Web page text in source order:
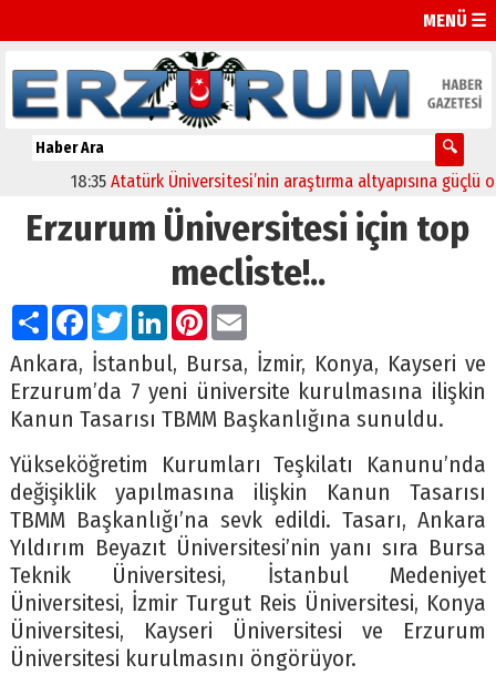
MENÜ ☰
Atatürk Üniversitesi’nin araştırma altyapısına güçlü onay
Erzurum Üniversitesi için top
mecliste!..
PaylaşFacebook
TwitterLinkedIn
Pinterest
Email
Ankara, İstanbul, Bursa, İzmir, Konya, Kayseri ve
Erzurum’da 7 yeni üniversite kurulmasına ilişkin
Kanun Tasarısı TBMM Başkanlığına sunuldu.
Yükseköğretim Kurumları Teşkilatı Kanunu’nda
değişiklik yapılmasına ilişkin Kanun Tasarısı
TBMM Başkanlığı’na sevk edildi. Tasarı, Ankara
Yıldırım Beyazıt Üniversitesi’nin yanı sıra Bursa
Teknik Üniversitesi, İstanbul Medeniyet
Üniversitesi, İzmir Turgut Reis Üniversitesi, Konya
Üniversitesi, Kayseri Üniversitesi ve Erzurum
Üniversitesi kurulmasını öngörüyor.